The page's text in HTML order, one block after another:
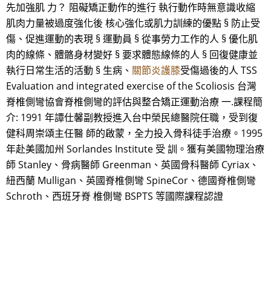
先加強肌 力？ 阻礙矯正動作的進行 執行動作時無意識收縮
肌肉力量被過度強化後 核心強化或肌力訓練的優點 § 防止受
傷、促進運動的表現 § 運動員 § 從事勞力工作的人 § 優化肌
肉的線條、體骼身材變好 § 要求體態線條的人 § 回復健康並
執行日常生活的活動 § 生病、 關節炎護膝受傷過後的人 TSS
Evaluation and integrated exercise of the Scoliosis 台灣
脊椎側彎協會脊椎側彎的評估與整合矯正運動治療 一.課程簡
介: 1991 年譚仕馨副教授進入台中榮民總醫院任職，受到復
健科周崇頌主任醫 師的啟蒙，全力投入骨科徒手治療。1995
年赴美國加州 Sorlandes Institute 受 訓。獲有美國物理治療
師 Stanley、骨病醫師 Greenman、英國骨科醫師 Cyriax、
紐西蘭 Mulligan、英國脊椎側彎 SpineCor、德國脊椎側彎
Schroth、西班牙脊 椎側彎 BSPTS 等國際課程認證